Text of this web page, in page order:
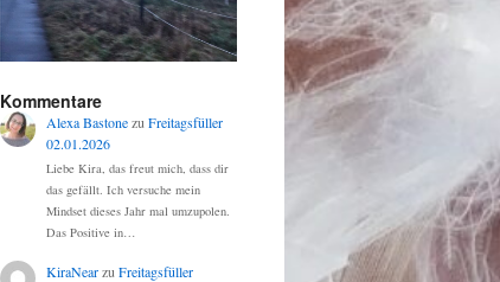
Kommentare
Alexa Bastonezu Freitagsfüller
02.01.2026
Liebe Kira, das freut mich, dass dir
das gefällt. Ich versuche mein
Mindset dieses Jahr mal umzupolen.
Das Positive in…
KiraNearzu Freitagsfüller